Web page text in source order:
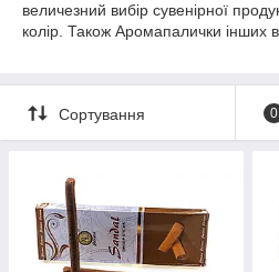
величезний вибір сувенірної
колір. Також Аромапалички інших
Сортування 0